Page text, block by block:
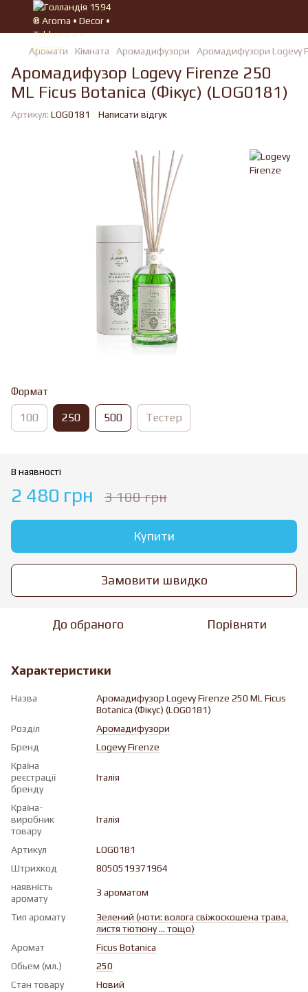
Аромати Кімната Аромадифузори Аромадифузори Logevy
Аромадифузор Logevy Firenze 250
ML Ficus Botanica (Фікус) (LOG0181)
Артикул: LOG0181 Написати відгук
Формат
100 250 500 Тестер
В наявності
2 480 грн 3 100 грн
Купити
Замовити швидко
До обраного Порівняти
Характеристики
Назва
Аромадифузор Logevy Firenze 250 ML Ficus
Botanica (Фікус) (LOG0181)
Розділ
Аромадифузори
Бренд
Logevy Firenze
Країна
реєстрації
бренду
Італія
Країна-
виробник
товару
Італія
Артикул
LOG0181
Штрихкод
8050519371964
наявність
аромату
З ароматом
Тип аромату
Зелений (ноти: волога свіжоскошена трава,
листя тютюну ... тощо)
Аромат
Ficus Botanica
Обьем (мл.)
250
Стан товару
Новий